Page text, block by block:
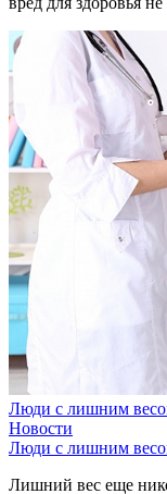
Люди с лишним
Новости
Люди с лишним
Лишний вес еще